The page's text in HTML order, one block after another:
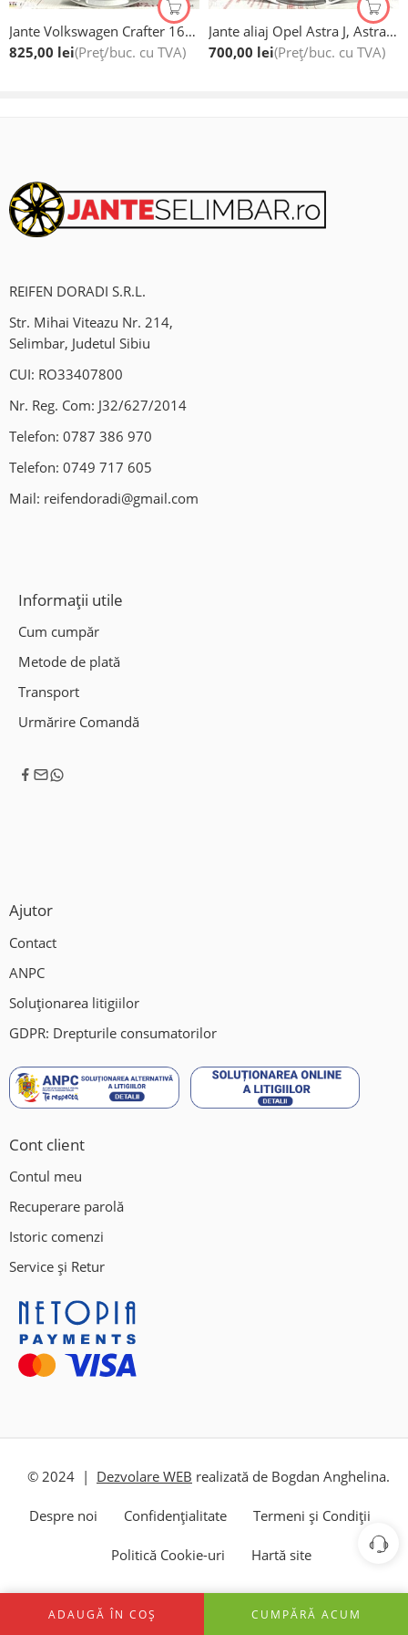
Vulcanizare;
Geometrie 3D;
Sudura jante aliaj;
Vanzare si programare senzori presiune roti;
Program:
Luni – Vineri: 09:00-18:00.
Locatie:
Mohu , Jud Sibiu DN1(Sensul giratoriu Mohu)
Jante Volkswagen Crafter 16”, Speciale De Greutate
825,00 lei(Preț/buc. cu TVA)
Jante aliaj Opel Astra J, Astra K, Mokka, 16’’
700,00 lei(Preț/buc. cu TVA)
REIFEN DORADI S.R.L.
Str. Mihai Viteazu Nr. 214,
Selimbar, Judetul Sibiu
CUI: RO33407800
Nr. Reg. Com: J32/627/2014
Telefon: 0787 386 970
Telefon: 0749 717 605
Mail: reifendoradi@gmail.com
Informații utile
Cum cumpăr
Metode de plată
Transport
Urmărire Comandă
Ajutor
Contact
ANPC
Soluționarea litigiilor
GDPR: Drepturile consumatorilor
Cont client
Contul meu
Recuperare parolă
Istoric comenzi
Service și Retur
© 2024 | Dezvolare WEB realizată de Bogdan Anghelina.
Despre noi Confidențialitate Termeni și Condiții
Politică Cookie-uri Hartă site
ADAUGĂ ÎN COȘ CUMPĂRĂ ACUM